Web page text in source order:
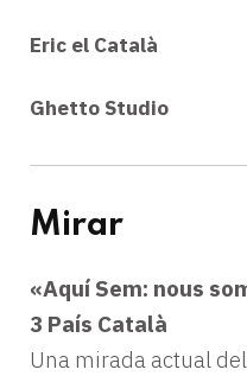
Eric el Català
Ghetto Studio
Mirar
«Aquí Sem: nous
3 País Català
Una mirada actual